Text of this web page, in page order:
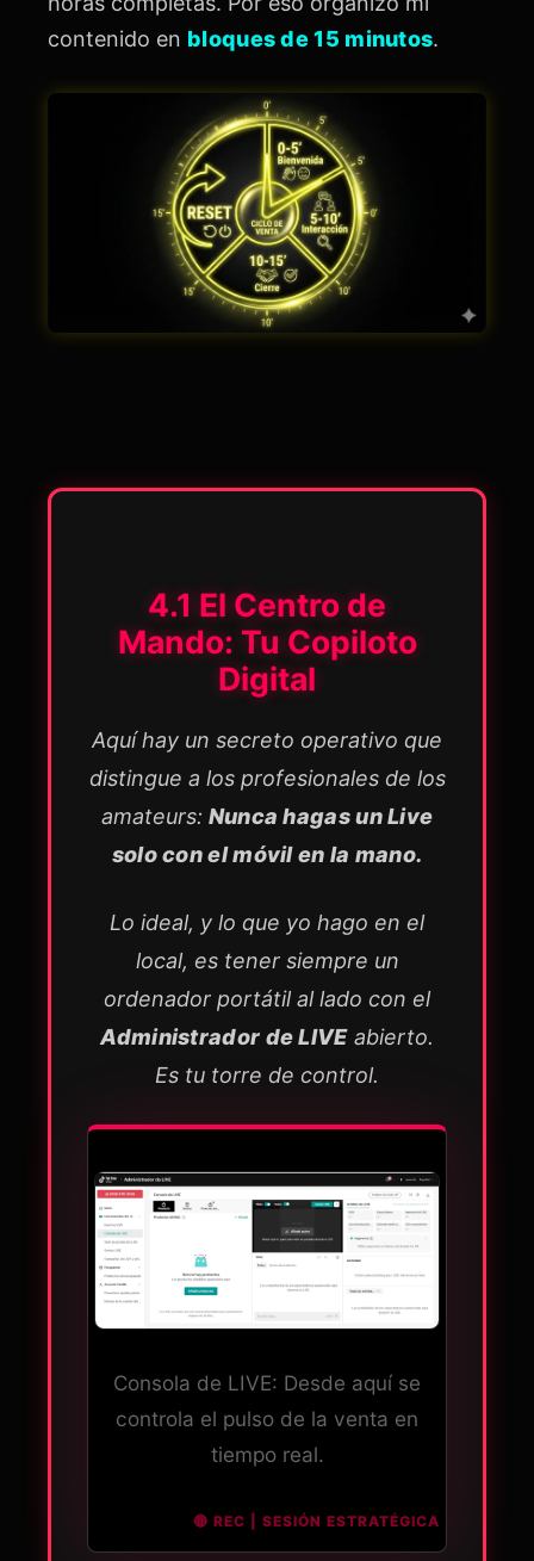
contenido en bloques de 15 minutos.
4.1 El Centro de
Mando: Tu Copiloto
Digital
Aquí hay un secreto operativo que
distingue a los profesionales de los
amateurs: Nunca hagas un Live
solo con el móvil en la mano.
Lo ideal, y lo que yo hago en el
local, es tener siempre un
ordenador portátil al lado con el
Administrador de LIVEabierto.
Es tu torre de control.
Consola de LIVE: Desde aquí se
controla el pulso de la venta en
tiempo real.